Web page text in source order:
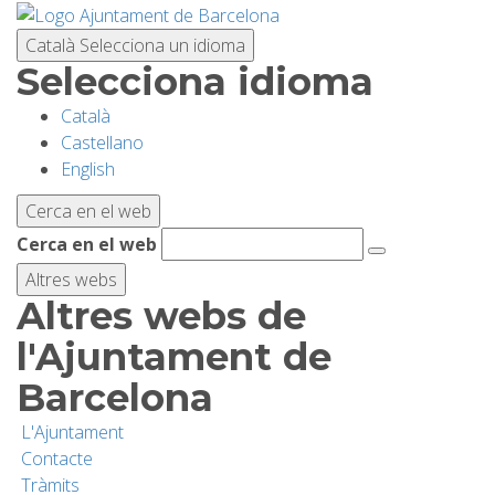
Català Selecciona un idioma
Selecciona idioma
Català
Castellano
English
Cerca en el web
Cerca en el web
Altres webs
Altres webs de
l'Ajuntament de
Barcelona
L'Ajuntament
Contacte
Tràmits
Vés
contingut
PLANIFICA LA VISITA
BIODIVERSITAT
ACTIVITATS
ESCOLES
RECERCA I CONSERVACIÓ
SOSTENIBILITAT